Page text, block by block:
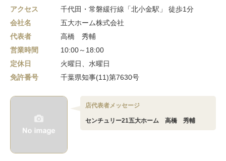
アクセス
千代田・常磐緩行線「北小金駅」 徒歩1分
会社名
五大ホーム株式会社
代表者
高橋 秀輔
営業時間
10:00～18:00
定休日
火曜日、水曜日
免許番号
千葉県知事(11)第7630号
店代表者メッセージ
センチュリー21五大ホーム 高橋 秀輔